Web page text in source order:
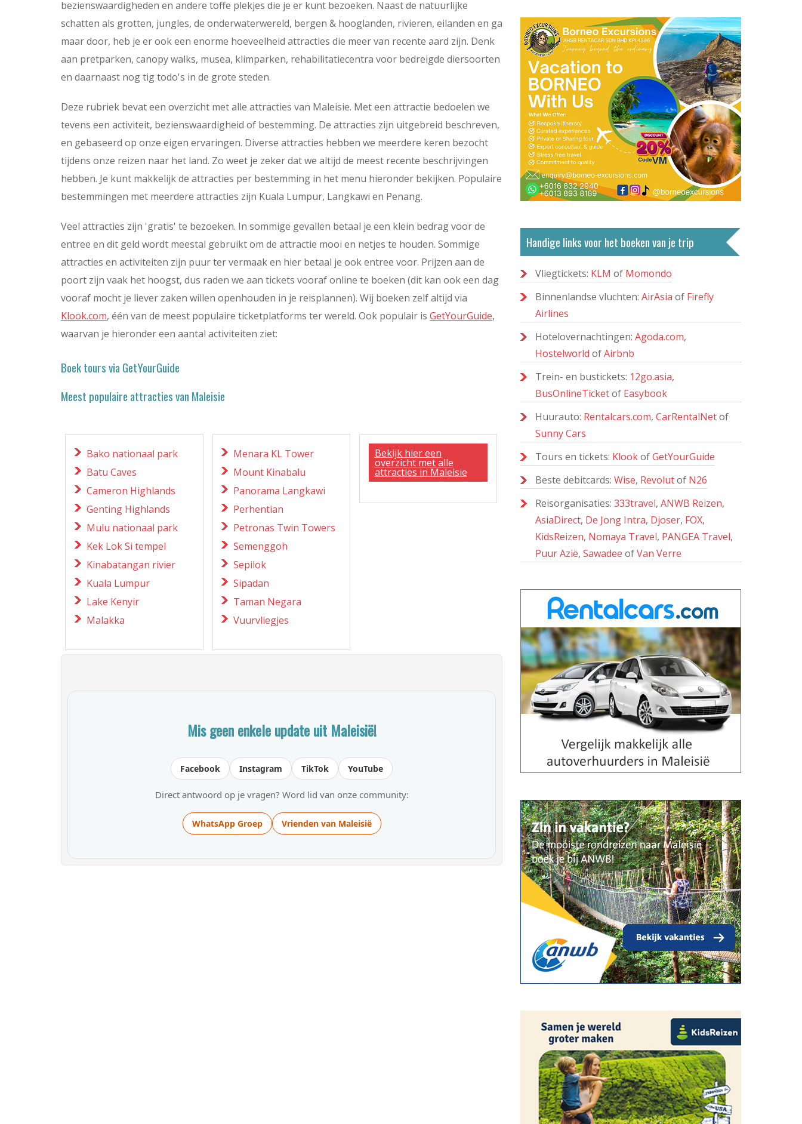
bezienswaardigheden en andere toffe plekjes die je er kunt bezoeken. Naast de natuurlijke
schatten als grotten, jungles, de onderwaterwereld, bergen & hooglanden, rivieren, eilanden en ga
maar door, heb je er ook een enorme hoeveelheid attracties die meer van recente aard zijn. Denk
aan pretparken, canopy walks, musea, klimparken, rehabilitatiecentra voor bedreigde diersoorten
en daarnaast nog tig todo's in de grote steden.
Deze rubriek bevat een overzicht met alle attracties van Maleisie. Met een attractie bedoelen we
tevens een activiteit, bezienswaardigheid of bestemming. De attracties zijn uitgebreid beschreven,
en gebaseerd op onze eigen ervaringen. Diverse attracties hebben we meerdere keren bezocht
tijdens onze reizen naar het land. Zo weet je zeker dat we altijd de meest recente beschrijvingen
hebben. Je kunt makkelijk de attracties per bestemming in het menu hieronder bekijken. Populaire
bestemmingen met meerdere attracties zijn Kuala Lumpur, Langkawi en Penang.
Veel attracties zijn 'gratis' te bezoeken. In sommige gevallen betaal je een klein bedrag voor de
entree en dit geld wordt meestal gebruikt om de attractie mooi en netjes te houden. Sommige
attracties en activiteiten zijn puur ter vermaak en hier betaal je ook entree voor. Prijzen aan de
poort zijn vaak het hoogst, dus raden we aan tickets vooraf online te boeken (dit kan ook een dag
vooraf mocht je liever zaken willen openhouden in je reisplannen). Wij boeken zelf altijd via
Klook.com, één van de meest populaire ticketplatforms ter wereld. Ook populair is GetYourGuide,
waarvan je hieronder een aantal activiteiten ziet:
Boek tours via GetYourGuide
Meest populaire attracties van Maleisie
Bako nationaal park
Batu Caves
Cameron Highlands
Genting Highlands
Mulu nationaal park
Kek Lok Si tempel
Kinabatangan rivier
Kuala Lumpur
Lake Kenyir
Malakka
Menara KL Tower
Mount Kinabalu
Panorama Langkawi
Perhentian
Petronas Twin Towers
Semenggoh
Sepilok
Sipadan
Taman Negara
Vuurvliegjes
Bekijk hier een
overzicht met alle
attracties in Maleisie
Mis geen enkele update uit Maleisië!
Facebook Instagram TikTok YouTube
Direct antwoord op je vragen? Word lid van onze community:
WhatsApp Groep Vrienden van Maleisië
Handige links voor het boeken van je trip
Vliegtickets: KLM of Momondo
Binnenlandse vluchten: AirAsia of Firefly
Airlines
Hotelovernachtingen: Agoda.com,
Hostelworld ofAirbnb
Trein- en bustickets: 12go.asia,
BusOnlineTicketof Easybook
Huurauto: Rentalcars.com, CarRentalNetof
Sunny Cars
Tours en tickets: KlookofGetYourGuide
Beste debitcards: Wise, Revolutof N26
Reisorganisaties: 333travel, ANWB Reizen,
AsiaDirect, De Jong Intra, Djoser, FOX,
KidsReizen, Nomaya Travel, PANGEA Travel,
Puur Azië, Sawadee ofVan Verre